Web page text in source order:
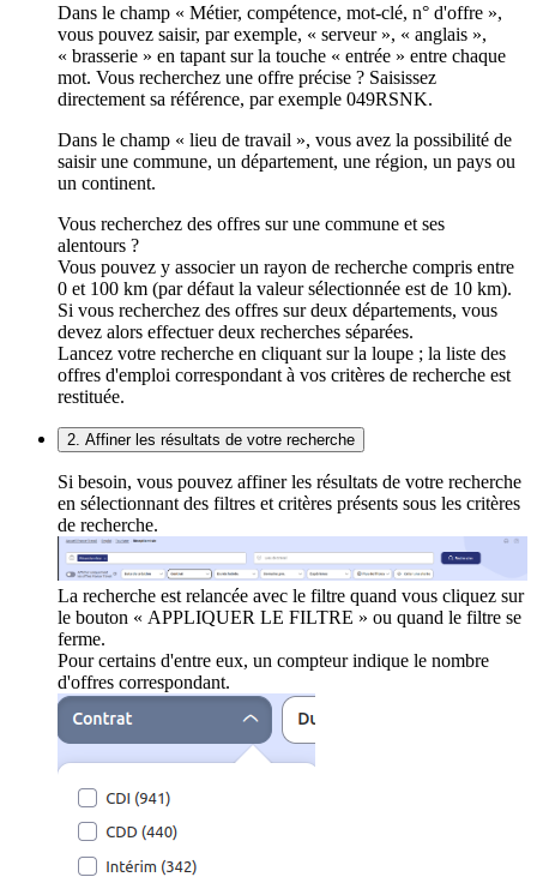
Dans le champ « Métier, compétence, mot-clé, n° d'offre »,
vous pouvez saisir, par exemple, « serveur », « anglais »,
« brasserie » en tapant sur la touche « entrée » entre chaque
mot. Vous recherchez une offre précise ? Saisissez
directement sa référence, par exemple 049RSNK.
Dans le champ « lieu de travail », vous avez la possibilité de
saisir une commune, un département, une région, un pays ou
un continent.
Vous recherchez des offres sur une commune et ses
alentours ?
Vous pouvez y associer un rayon de recherche compris entre
0 et 100 km (par défaut la valeur sélectionnée est de 10 km).
Si vous recherchez des offres sur deux départements, vous
devez alors effectuer deux recherches séparées.
Lancez votre recherche en cliquant sur la loupe ; la liste des
offres d'emploi correspondant à vos critères de recherche est
restituée.
2. Affiner les résultats de votre recherche
Si besoin, vous pouvez affiner les résultats de votre recherche
en sélectionnant des filtres et critères présents sous les critères
de recherche.
La recherche est relancée avec le filtre quand vous cliquez sur
le bouton « APPLIQUER LE FILTRE » ou quand le filtre se
ferme.
Pour certains d'entre eux, un compteur indique le nombre
d'offres correspondant.